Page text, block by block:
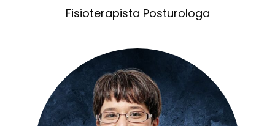
Fisioterapista Posturologa